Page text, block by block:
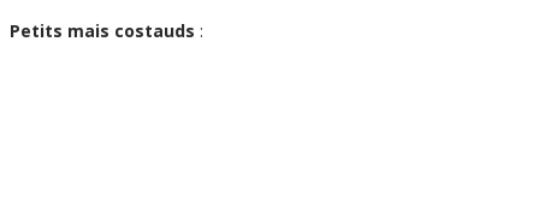
Petits mais costauds :